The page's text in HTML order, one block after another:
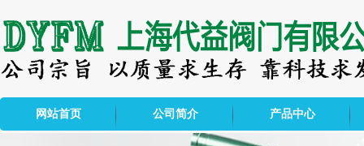
网站首页 公司简介 产品中心